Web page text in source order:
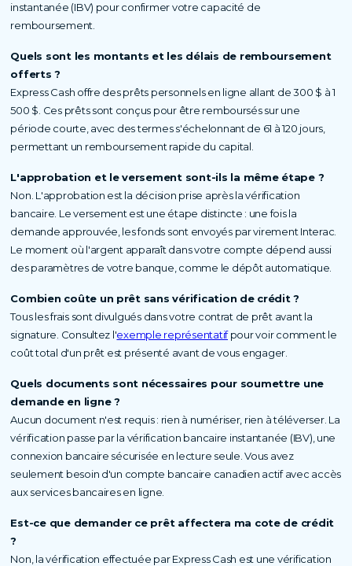
instantanée (IBV) pour confirmer votre capacité de
remboursement.
Quels sont les montants et les délais de remboursement
offerts ?
Express Cash offre des prêts personnels en ligne allant de 300 $ à 1
500 $. Ces prêts sont conçus pour être remboursés sur une
période courte, avec des termes s'échelonnant de 61 à 120 jours,
permettant un remboursement rapide du capital.
L'approbation et le versement sont-ils la même étape ?
Non. L'approbation est la décision prise après la vérification
bancaire. Le versement est une étape distincte : une fois la
demande approuvée, les fonds sont envoyés par virement Interac.
Le moment où l'argent apparaît dans votre compte dépend aussi
des paramètres de votre banque, comme le dépôt automatique.
Combien coûte un prêt sans vérification de crédit ?
Tous les frais sont divulgués dans votre contrat de prêt avant la
signature. Consultez l'exemple représentatifpour voir comment le
coût total d'un prêt est présenté avant de vous engager.
Quels documents sont nécessaires pour soumettre une
demande en ligne ?
Aucun document n'est requis : rien à numériser, rien à téléverser. La
vérification passe par la vérification bancaire instantanée (IBV), une
connexion bancaire sécurisée en lecture seule. Vous avez
seulement besoin d'un compte bancaire canadien actif avec accès
aux services bancaires en ligne.
Est-ce que demander ce prêt affectera ma cote de crédit
?
Non, la vérification effectuée par Express Cash est une vérification